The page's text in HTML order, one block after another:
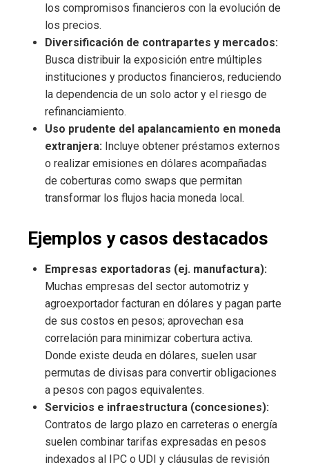
los compromisos financieros con la evolución de
los precios.
Diversificación de contrapartes y mercados:
Busca distribuir la exposición entre múltiples
instituciones y productos financieros, reduciendo
la dependencia de un solo actor y el riesgo de
refinanciamiento.
Uso prudente del apalancamiento en moneda
extranjera: Incluye obtener préstamos externos
o realizar emisiones en dólares acompañadas
de coberturas como swaps que permitan
transformar los flujos hacia moneda local.
Ejemplos y casos destacados
Empresas exportadoras (ej. manufactura):
Muchas empresas del sector automotriz y
agroexportador facturan en dólares y pagan parte
de sus costos en pesos; aprovechan esa
correlación para minimizar cobertura activa.
Donde existe deuda en dólares, suelen usar
permutas de divisas para convertir obligaciones
a pesos con pagos equivalentes.
Servicios e infraestructura (concesiones):
Contratos de largo plazo en carreteras o energía
suelen combinar tarifas expresadas en pesos
indexados al IPC o UDI y cláusulas de revisión